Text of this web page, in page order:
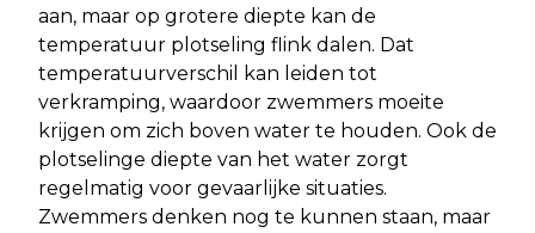
aan, maar op grotere diepte kan de
temperatuur plotseling flink dalen. Dat
temperatuurverschil kan leiden tot
verkramping, waardoor zwemmers moeite
krijgen om zich boven water te houden. Ook de
plotselinge diepte van het water zorgt
regelmatig voor gevaarlijke situaties.
Zwemmers denken nog te kunnen staan, maar